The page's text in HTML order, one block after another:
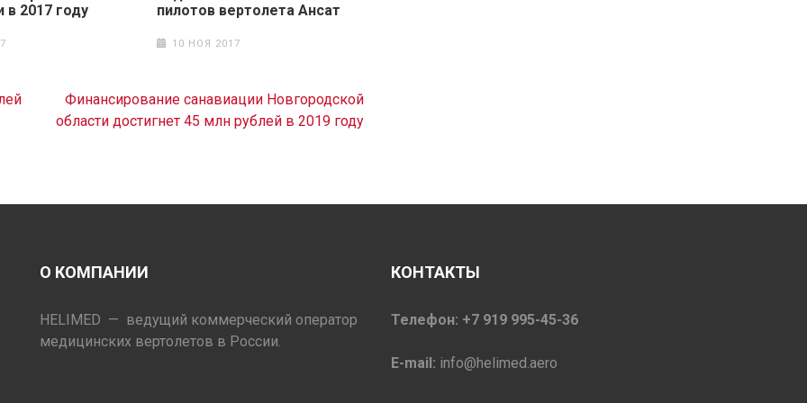
в 2017 году
пилотов вертолета Ансат
10 НОЯ 2017
Финансирование санавиации Новгородской
области достигнет 45 млн рублей в 2019 году
О КОМПАНИИ
HELIMED — ведущий коммерческий оператор
медицинских вертолетов в России.
КОНТАКТЫ
Телефон: +7 919 995-45-36
E-mail: info@helimed.aero